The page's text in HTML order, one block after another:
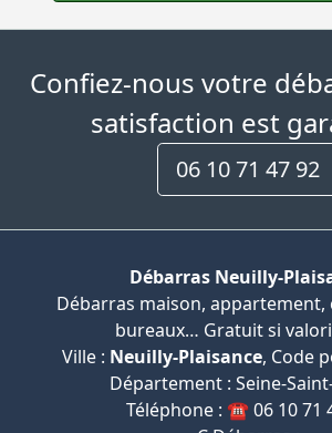
Confiez-nous votre
satisfaction est
06 10 71 47 92
Débarras Neuilly-
Débarras maison, appartement,
bureaux… Gratuit si
Ville : Neuilly-Plaisance, Code
Département : Seine-
Téléphone : ☎️ 06 10 71